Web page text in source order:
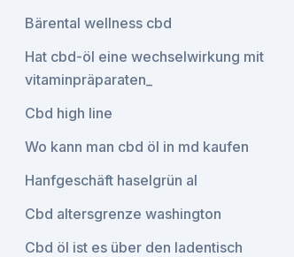
Bärental wellness cbd
Hat cbd-öl eine wechselwirkung mit
vitaminpräparaten_
Cbd high line
Wo kann man cbd öl in md kaufen
Hanfgeschäft haselgrün al
Cbd altersgrenze washington
Cbd öl ist es über den ladentisch